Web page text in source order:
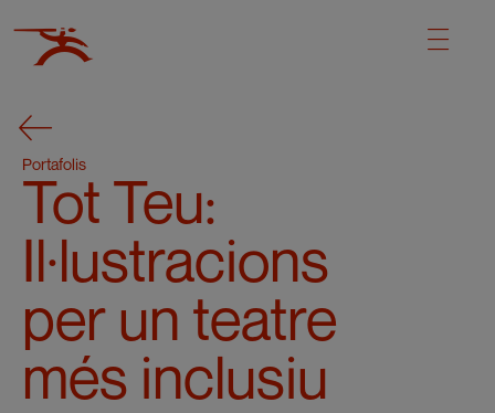
Portafolis
Tot Teu:
Il·lustracions
per un teatre
més inclusiu